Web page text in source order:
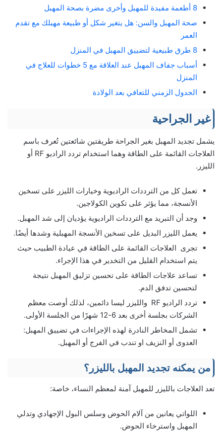
8 أطعمة مفيدة للمهبل وأخرى مضرة بصحة المهبل
صحة المهبل والسن: هل يتغير شكل أو طبيعة مهبلك مع تقدم
العمر
8 طرق طبيعية لتضييق المهبل في المنزل
أسباب جفاف المهبل عند العلاقة مع 5 خطوات للعلاج في
المنزل
الجدول الزمني للتعافي بعد الولادة
غير الجراحية
يشمل تجديد المهبل بغير الجراحة طريقتين شائعتين تُعرف باسم
العلاجات القائمة على الطاقة وهما استخدام تردد الراديو RF أو
الليزر.
تعمل كل من الترددات الراديوية وخيارات الليزر على تسخين
الأنسجة، مما يؤثر على تكوين الكولاجين.
وجد أن التبريد مع الترددات الراديوية يؤديان إلى شد المهبل.
يعمل الليزر البديل على تسخين الأنسجة المهبلية وشدها أيضًا.
تجرى العلاجات القائمة على الطاقة في عيادة الطبيب حيث
يتم استخدام القليل من التخدير في هذا الإجراء.
تساعد علاجات الطاقة على تحسين تزليق المهبل نتيجة
لتحسين تدفق الدم.
تردد الراديو RF والليزر ليسا دائمين، لذلك أوصت معظم
الشركات بجلسة أخرى بعد 6-12 شهرًا من الجلسة الأولى.
تشمل المخاطر النادرة لهذه الإجراءات في تضييق المهبل:
العدوى أو النزيف او تندب في الفرج أو المهبل.
من يمكنه تجديد المهبل بالليزر؟
تعد العلاجات بالليزر للمهبل آمنة لمعظم النساء، خاصة:
اللواتي يعانين من آلام الحوض وسلس البول الإجهادي وتدلي
المهبل واسترخاء الحوض.